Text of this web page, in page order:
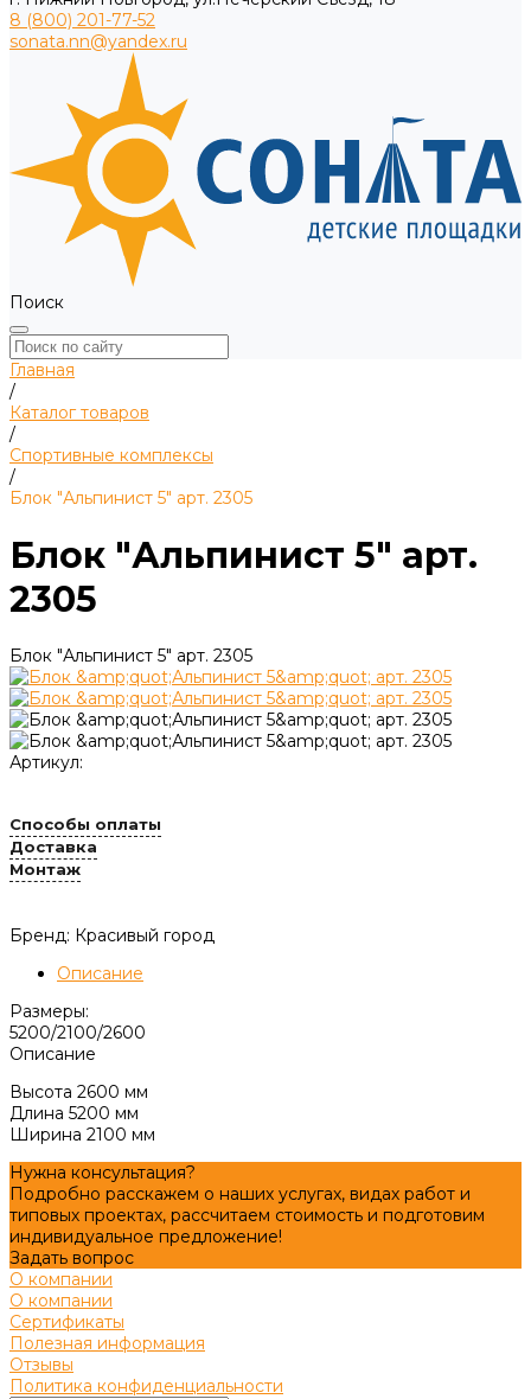
8 (800) 201-77-52
sonata.nn@yandex.ru
Поиск
Главная
/
Каталог товаров
/
Спортивные комплексы
/
Блок "Альпинист 5" арт. 2305
Блок "Альпинист 5" арт.
2305
Блок "Альпинист 5" арт. 2305
Артикул:
Способы оплаты
Доставка
Монтаж
Бренд: Красивый город
Описание
Размеры:
5200/2100/2600
Описание
Высота 2600 мм
Длина 5200 мм
Ширина 2100 мм
Нужна консультация?
Подробно расскажем о наших услугах, видах работ и
типовых проектах, рассчитаем стоимость и подготовим
индивидуальное предложение!
Задать вопрос
О компании
О компании
Сертификаты
Полезная информация
Отзывы
Политика конфиденциальности